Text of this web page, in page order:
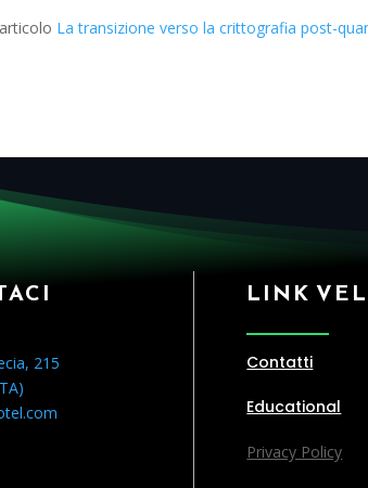
La transizione verso la crittografia post-
215
)
LINK
Contatti
Educational
Privacy Policy